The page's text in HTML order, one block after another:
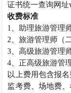
证书统一查询网址
收费标准
1
、助理旅游管理
2 、旅游管理师（
3 、高级旅游管理
4 、正高级旅游管
以上费用包含报
监考费、场地费